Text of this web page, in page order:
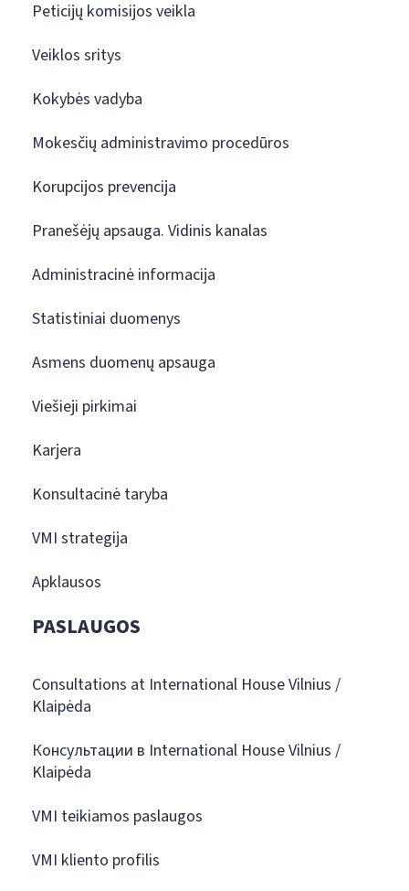
Peticijų komisijos veikla
Veiklos sritys
Kokybės vadyba
Mokesčių administravimo procedūros
Korupcijos prevencija
Pranešėjų apsauga. Vidinis kanalas
Administracinė informacija
Statistiniai duomenys
Asmens duomenų apsauga
Viešieji pirkimai
Karjera
Konsultacinė taryba
VMI strategija
Apklausos
PASLAUGOS
Consultations at International House Vilnius /
Klaipėda
Консультации в International House Vilnius /
Klaipėda
VMI teikiamos paslaugos
VMI kliento profilis